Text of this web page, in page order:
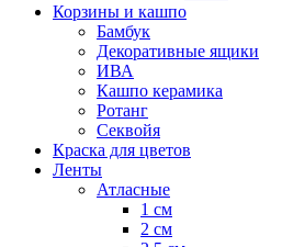
Корзины и кашпо
Бамбук
Декоративные ящики
ИВА
Кашпо керамика
Ротанг
Секвойя
Краска для цветов
Ленты
Атласные
1 см
2 см